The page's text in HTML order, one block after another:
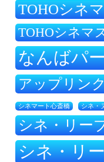
TOHOシネ
TOHOシネマ
なんばパ
アップリン
シネマート心斎橋 シネ・
シネ・リー
シネ・リ